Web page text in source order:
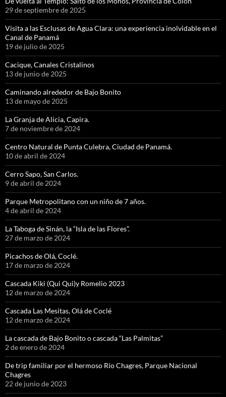
29 de septiembre de 2025
Visita a las Esclusas de Agua Clara: una experiencia inolvidable en el
Canal de Panamá
19 de julio de 2025
Cacique, Canales Cristalinos
13 de junio de 2025
Caminando alrededor de Bajo Bonito
13 de mayo de 2025
La Granja de Alicia, Capira.
7 de noviembre de 2024
Centro Natural de Punta Culebra, Ciudad de Panamá.
10 de abril de 2024
Cerro Sapo, San Carlos.
9 de abril de 2024
Parque Metropolitano con un niño de 7 años.
4 de abril de 2024
La Taboga de Sinán, la “Isla de las Flores”.
27 de marzo de 2024
Picachos de Olá, Coclé.
17 de marzo de 2024
Cascada Kiki (Qui Qui)y Romelio 2023
12 de marzo de 2024
Cascada Las Mesitas, Olá de Coclé
12 de marzo de 2024
La cascada de Bajo Bonito o cascada “Las Palmitas”
2 de enero de 2024
De trip familiar por el hermoso Río Chagres, Parque Nacional
Chagres
22 de junio de 2023